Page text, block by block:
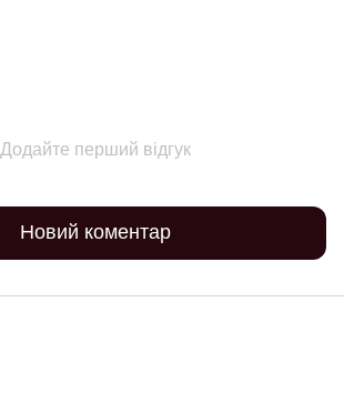
Додайте перший відгук
Новий коментар